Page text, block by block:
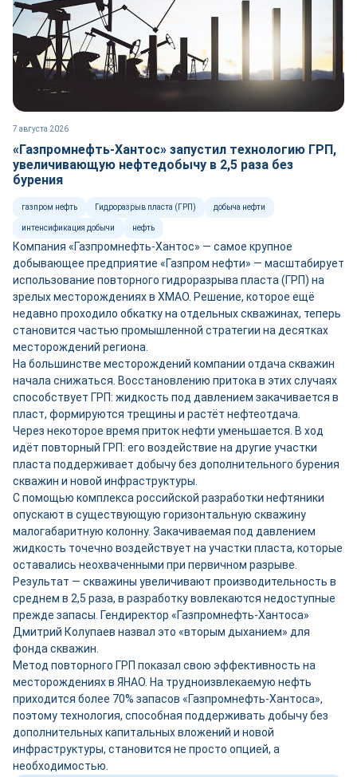
7 августа 2026
«Газпромнефть-Хантос» запустил технологию ГРП,
увеличивающую нефтедобычу в 2,5 раза без
бурения
газпром нефть Гидроразрыв пласта (ГРП) добыча нефти
интенсификация добычи нефть
Компания «Газпромнефть-Хантос» — самое крупное
добывающее предприятие «Газпром нефти» — масштабирует
использование повторного гидроразрыва пласта (ГРП) на
зрелых месторождениях в ХМАО. Решение, которое ещё
недавно проходило обкатку на отдельных скважинах, теперь
становится частью промышленной стратегии на десятках
месторождений региона.
На большинстве месторождений компании отдача скважин
начала снижаться. Восстановлению притока в этих случаях
способствует ГРП: жидкость под давлением закачивается в
пласт, формируются трещины и растёт нефтеотдача.
Через некоторое время приток нефти уменьшается. В ход
идёт повторный ГРП: его воздействие на другие участки
пласта поддерживает добычу без дополнительного бурения
скважин и новой инфраструктуры.
С помощью комплекса российской разработки нефтяники
опускают в существующую горизонтальную скважину
малогабаритную колонну. Закачиваемая под давлением
жидкость точечно воздействует на участки пласта, которые
оставались неохваченными при первичном разрыве.
Результат — скважины увеличивают производительность в
среднем в 2,5 раза, в разработку вовлекаются недоступные
прежде запасы. Гендиректор «Газпромнефть-Хантоса»
Дмитрий Колупаев назвал это «вторым дыханием» для
фонда скважин.
Метод повторного ГРП показал свою эффективность на
месторождениях в ЯНАО. На трудноизвлекаемую нефть
приходится более 70% запасов «Газпромнефть-Хантоса»,
поэтому технология, способная поддерживать добычу без
дополнительных капитальных вложений и новой
инфраструктуры, становится не просто опцией, а
необходимостью.